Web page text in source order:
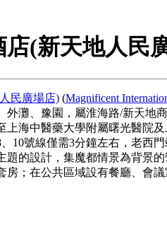
(新天地人民
民廣場店) (Magnificent
灘、豫園，屬淮海路/新天地商
中醫藥大學附屬曙光醫院及
10號線僅需3分鐘左右，老西門
設計，集魔都情景為背景的
房；在公共區域設有餐廳、會